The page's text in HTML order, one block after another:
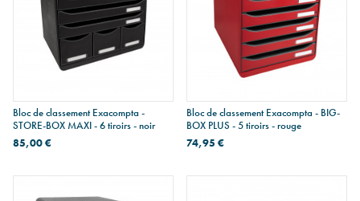
Bloc de classement Exacompta -
STORE-BOX MAXI - 6 tiroirs - noir
85,00 €
Bloc de classement Exacompta - BIG-
BOX PLUS - 5 tiroirs - rouge
74,95 €